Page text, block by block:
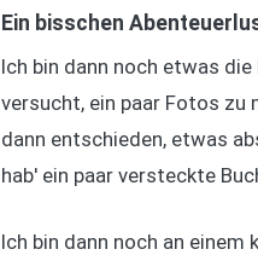
Ein bisschen
Ich bin dann noch etwas
versucht, ein paar Fotos zu
dann entschieden, etwas
hab' ein paar versteckte
Ich bin dann noch an